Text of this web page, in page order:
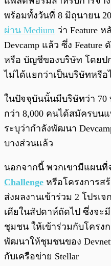
พร้อมทั้งวันที่ 8 มิถุนายน
ผ่าน Medium ว่า Feature
Devcamp แล้ว ซึ่ง Feature
หรือ บัญชีของบริษัท โดย
ไม่ได้แยกว่าเป็นบริษัทหรือ
ในปัจจุบันนั้นมีบริษัทว่า 70
กว่า 8,000 คนได้สมัครบน
ระบุว่ากำลังพัฒนา
บางส่วนแล้ว
นอกจากนี้ พวกเขามีแผนที่
Challenge หรือโครงการส
ส่งผลงานเข้าร่วม 2 โปรเ
เดียในสัปดาห์ถัดไป ซึ่งจ
ชุมชน ให้เข้าร่วมกับโครง
พัฒนาให้ชุมชนของ
กับเครือข่าย Stellar